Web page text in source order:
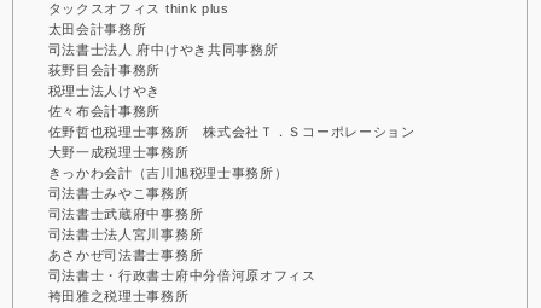
タックスオフィス think plus
太田会計事務所
司法書士法人 府中けやき共同事務所
荻野目会計事務所
税理士法人けやき
佐々布会計事務所
佐野哲也税理士事務所 株式会社Ｔ．Ｓコーポレーション
大野一成税理士事務所
きっかわ会計（吉川旭税理士事務所）
司法書士みやこ事務所
司法書士武蔵府中事務所
司法書士法人宮川事務所
あさかぜ司法書士事務所
司法書士・行政書士府中分倍河原オフィス
袴田雅之税理士事務所